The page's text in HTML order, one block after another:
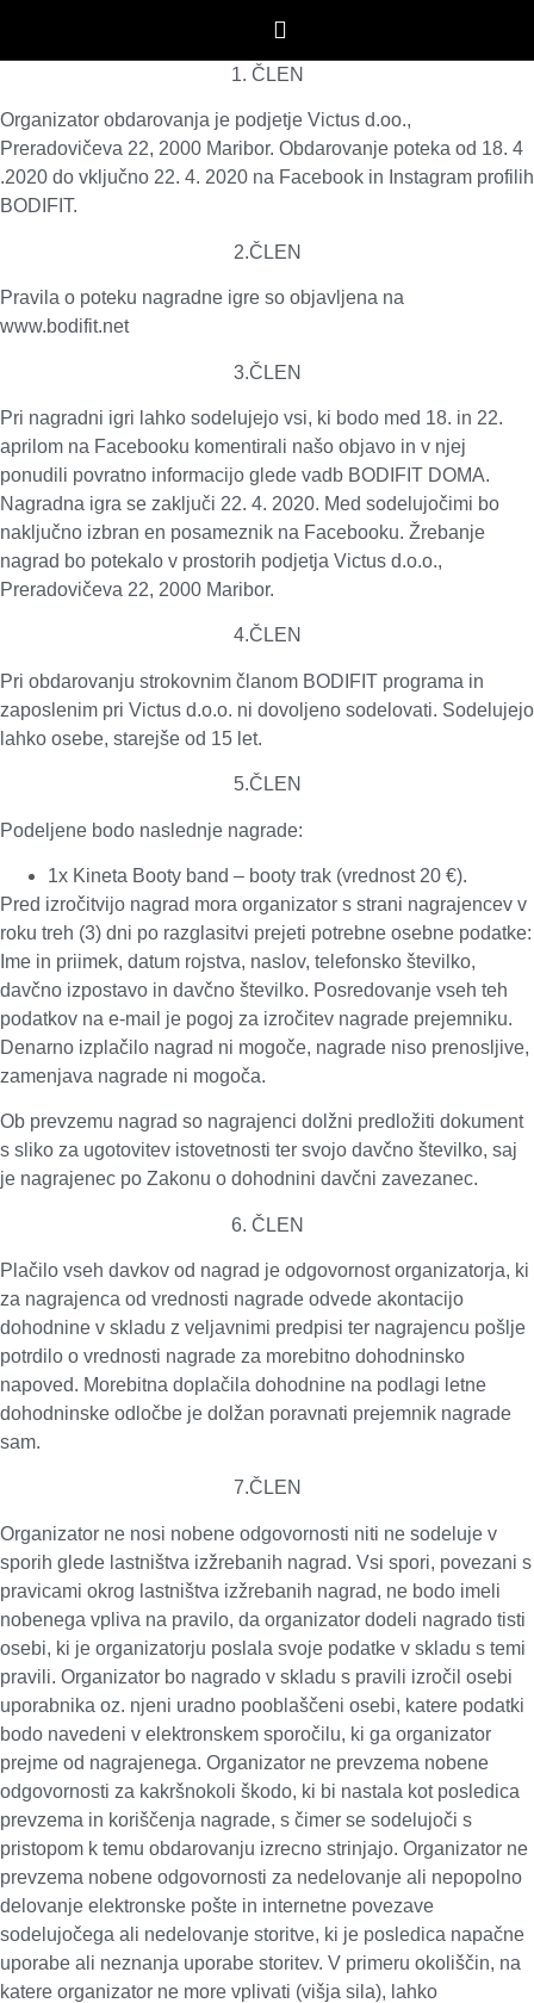
1. ČLEN
Organizator obdarovanja je podjetje Victus d.oo.,
Preradovičeva 22, 2000 Maribor. Obdarovanje poteka od 18. 4
.2020 do vključno 22. 4. 2020 na Facebook in Instagram profilih
BODIFIT.
2.ČLEN
Pravila o poteku nagradne igre so objavljena na
www.bodifit.net
3.ČLEN
Pri nagradni igri lahko sodelujejo vsi, ki bodo med 18. in 22.
aprilom na Facebooku komentirali našo objavo in v njej
ponudili povratno informacijo glede vadb BODIFIT DOMA.
Nagradna igra se zaključi 22. 4. 2020. Med sodelujočimi bo
naključno izbran en posameznik na Facebooku. Žrebanje
nagrad bo potekalo v prostorih podjetja Victus d.o.o.,
Preradovičeva 22, 2000 Maribor.
4.ČLEN
Pri obdarovanju strokovnim članom BODIFIT programa in
zaposlenim pri Victus d.o.o. ni dovoljeno sodelovati. Sodelujejo
lahko osebe, starejše od 15 let.
5.ČLEN
Podeljene bodo naslednje nagrade:
1x Kineta Booty band – booty trak (vrednost 20 €).
Pred izročitvijo nagrad mora organizator s strani nagrajencev v
roku treh (3) dni po razglasitvi prejeti potrebne osebne podatke:
Ime in priimek, datum rojstva, naslov, telefonsko številko,
davčno izpostavo in davčno številko. Posredovanje vseh teh
podatkov na e-mail je pogoj za izročitev nagrade prejemniku.
Denarno izplačilo nagrad ni mogoče, nagrade niso prenosljive,
zamenjava nagrade ni mogoča.
Ob prevzemu nagrad so nagrajenci dolžni predložiti dokument
s sliko za ugotovitev istovetnosti ter svojo davčno številko, saj
je nagrajenec po Zakonu o dohodnini davčni zavezanec.
6. ČLEN
Plačilo vseh davkov od nagrad je odgovornost organizatorja, ki
za nagrajenca od vrednosti nagrade odvede akontacijo
dohodnine v skladu z veljavnimi predpisi ter nagrajencu pošlje
potrdilo o vrednosti nagrade za morebitno dohodninsko
napoved. Morebitna doplačila dohodnine na podlagi letne
dohodninske odločbe je dolžan poravnati prejemnik nagrade
sam.
7.ČLEN
Organizator ne nosi nobene odgovornosti niti ne sodeluje v
sporih glede lastništva izžrebanih nagrad. Vsi spori, povezani s
pravicami okrog lastništva izžrebanih nagrad, ne bodo imeli
nobenega vpliva na pravilo, da organizator dodeli nagrado tisti
osebi, ki je organizatorju poslala svoje podatke v skladu s temi
pravili. Organizator bo nagrado v skladu s pravili izročil osebi
uporabnika oz. njeni uradno pooblaščeni osebi, katere podatki
bodo navedeni v elektronskem sporočilu, ki ga organizator
prejme od nagrajenega. Organizator ne prevzema nobene
odgovornosti za kakršnokoli škodo, ki bi nastala kot posledica
prevzema in koriščenja nagrade, s čimer se sodelujoči s
pristopom k temu obdarovanju izrecno strinjajo. Organizator ne
prevzema nobene odgovornosti za nedelovanje ali nepopolno
delovanje elektronske pošte in internetne povezave
sodelujočega ali nedelovanje storitve, ki je posledica napačne
uporabe ali neznanja uporabe storitev. V primeru okoliščin, na
katere organizator ne more vplivati (višja sila), lahko